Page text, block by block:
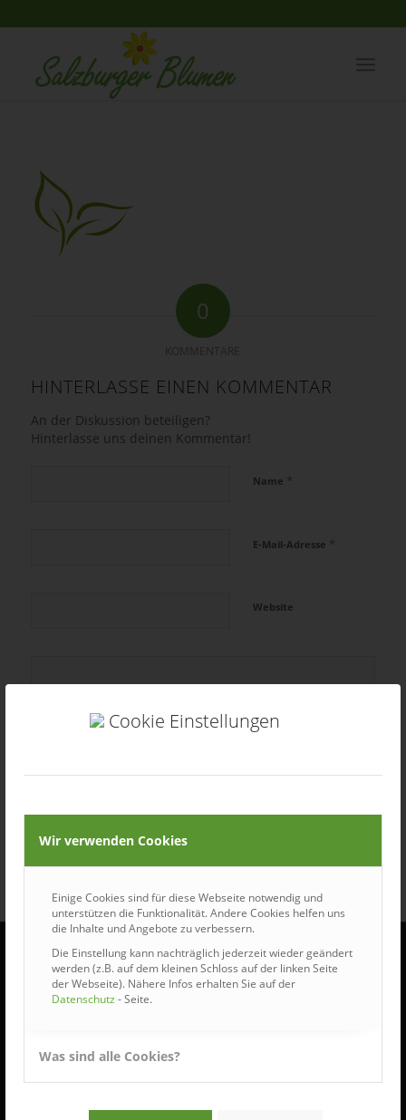
Cookie Einstellungen
Wir verwenden Cookies
Einige Cookies sind für diese Webseite notwendig und
unterstützen die Funktionalität. Andere Cookies helfen uns
die Inhalte und Angebote zu verbessern.
Die Einstellung kann nachträglich jederzeit wieder geändert
werden (z.B. auf dem kleinen Schloss auf der linken Seite
der Webseite). Nähere Infos erhalten Sie auf der
Datenschutz - Seite.
Was sind alle Cookies?
0
HINTERLASSE EINEN KOMMENTAR
An der Diskussion beteiligen?
Hinterlasse uns deinen Kommentar!
Name *
E-Mail-Adresse *
Website
ÖFFNUNGSZEITEN
Montag bis Donnerstag:
7:30 – 16:30 Uhr